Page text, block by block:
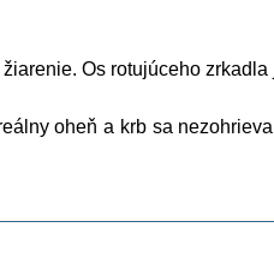
Os rotujúceho
oheň a krb sa